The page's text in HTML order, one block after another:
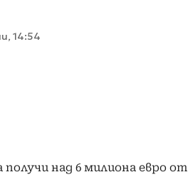
14:54
получи над 6 милиона евро от